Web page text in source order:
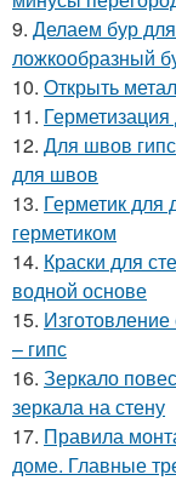
9. Делаем бур
ложкообразный
10. Открыть
11.
12. Для швов
для швов
13. Герметик для
герметиком
14. Краски для
водной основе
15.
– гипс
16. Зеркало
зеркала на стену
17. Правила
доме. Главные